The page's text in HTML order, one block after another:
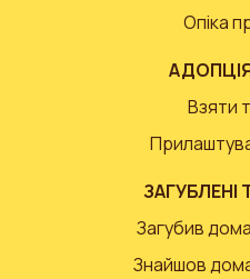
Опіка
Взяти
ЗАГУБЛЕНІ
Загубив
Знайшов